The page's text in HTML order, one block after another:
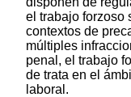
el trabajo forzoso
contextos de
múltiples
penal, el trabajo
de trata en el
laboral.